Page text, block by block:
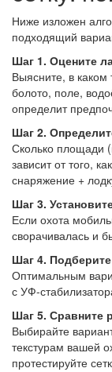
Ниже изложен
подходящий
Шаг 1. Оцените
Выясните, в каком
болото, поле,
определит
Шаг 2.
Сколько площади
зависит от того,
снаряжение +
Шаг 3.
Если охота
сворачивалась и
Шаг 4.
Оптимальным
с УФ-
Шаг 5. Сравните
Выбирайте
текстурам вашей
протестируйте